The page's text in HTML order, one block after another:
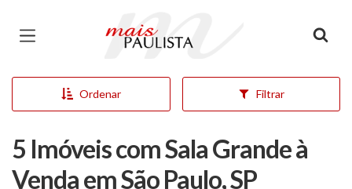
Página inicial
Ordenar Filtrar
5 Imóveis com Sala Grande à
Venda em São Paulo, SP